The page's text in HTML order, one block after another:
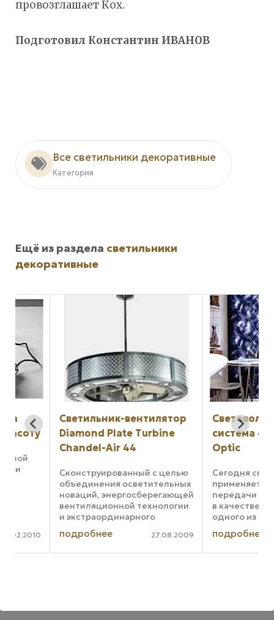
провозглашает Кох.
Подготовил Константин ИВАНОВ
Все светильники декоративные
Категория
Ещё из раздела светильники
декоративные
Светильник-вентилятор
Diamond Plate Turbine
Chandel-Air 44
Сконструированный с целью
объединения осветительных
новаций, энергосберегающей
вентиляционной технологии
и экстраординарного
индустриального стиля,
подвес Diamond Plate Turbine
подробнее 27.08.2009
система
Сегодня
применяется как
передачи
в качестве
одного из видов
альтернативного
Различного рода
преимущества,
подробнее